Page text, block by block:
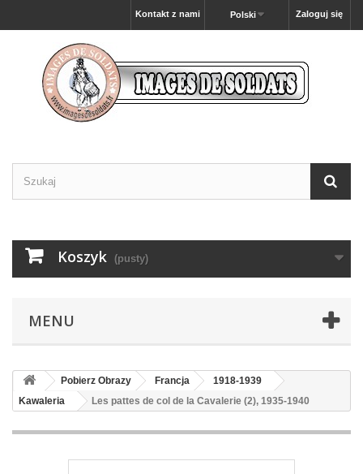
Zaloguj się
Polski
Kontakt z nami
Koszyk (pusty)
MENU
Pobierz Obrazy Francja
1918-1939
Kawaleria
Les pattes de col de la Cavalerie (2), 1935-1940